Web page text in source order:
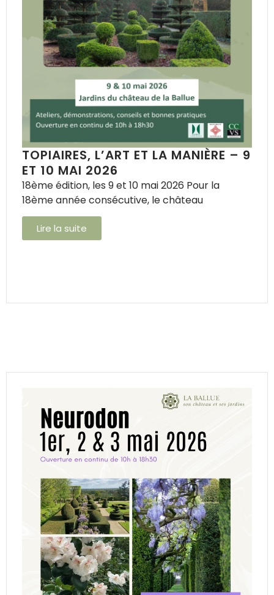
TOPIAIRES, L’ART ET LA MANIÈRE – 9
ET 10 MAI 2026
18ème édition, les 9 et 10 mai 2026 Pour la
18ème année consécutive, le château
Lire la suite